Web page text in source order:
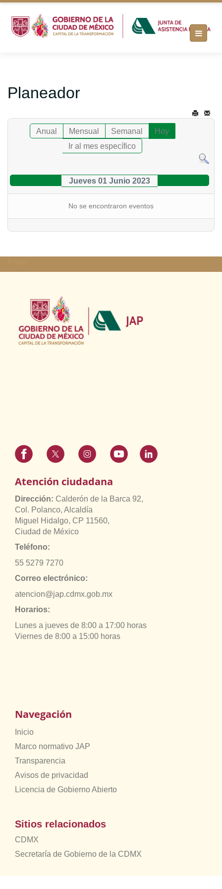
Planeador
Anual Mensual Semanal
Hoy
Ir al mes específico
Jueves 01 Junio 2023
No se encontraron eventos
Atención ciudadana
Dirección: Calderón de la Barca 92,
Col. Polanco, Alcaldía
Miguel Hidalgo, CP 11560,
Ciudad de México
Teléfono:
55 5279 7270
Correo electrónico:
atencion@jap.cdmx.gob.mx
Horarios:
Lunes a jueves de 8:00 a 17:00 horas
Viernes de 8:00 a 15:00 horas
Navegación
Inicio
Marco normativo JAP
Transparencia
Avisos de privacidad
Licencia de Gobierno Abierto
Sitios relacionados
CDMX
Secretaría de Gobierno de la CDMX